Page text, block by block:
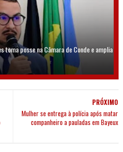
toma posse na Câmara de Conde e amplia
PRÓXIMO
Mulher se entrega à polícia após matar
companheiro a pauladas em Bayeux